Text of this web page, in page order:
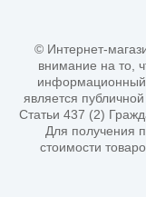
© Интернет-
внимание на то,
информационный
является
Статьи 437 (2)
Для получения
стоимости